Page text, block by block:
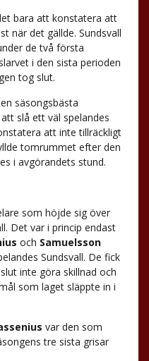
bara att konstatera att
när det gällde. Sundsvall
de två första
i den sista perioden
tog slut.
säsongsbästa
slå ett väl spelandes
att inte tillräckligt
tomrummet efter den
i avgörandets stund.
som höjde sig över
Det var i princip endast
och Samuelsson
Sundsvall. De fick
inte göra skillnad och
som laget släppte in i
var den som
tre sista grisar